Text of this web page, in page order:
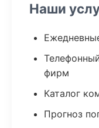
Наши
фирм
Каталог
Прогноз